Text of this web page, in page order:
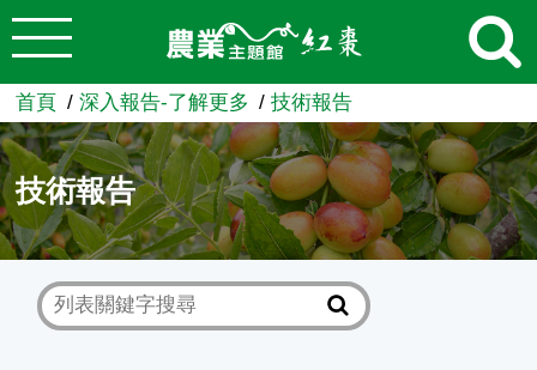
跳到主要內容
農業知識入口網
首頁 深入報告-了解更多 技術報告
技術報告